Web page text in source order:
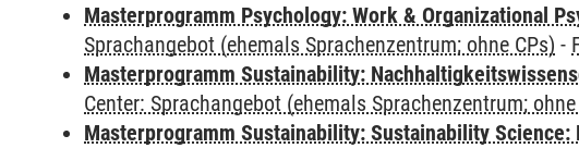
Masterprogramm Psychology: Work & Organizational
Sprachangebot (ehemals Sprachenzentrum; ohne CPs) -
Masterprogramm Sustainability:
Center: Sprachangebot (ehemals Sprachenzentrum; ohne
Masterprogramm Sustainability: Sustainability